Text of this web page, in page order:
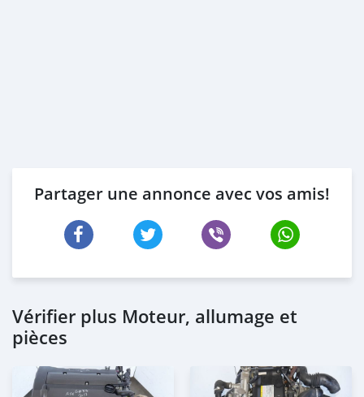
Partager une annonce avec vos amis!
Vérifier plus Moteur, allumage et
pièces